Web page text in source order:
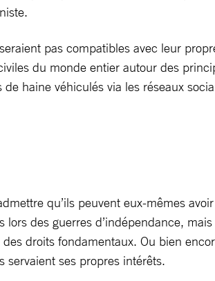
pas compatibles avec leur
du monde entier autour des
haine véhiculés via les réseaux
qu’ils peuvent eux-mêmes
des guerres d’indépendance,
droits fondamentaux. Ou bien
servaient ses propres intérêts.